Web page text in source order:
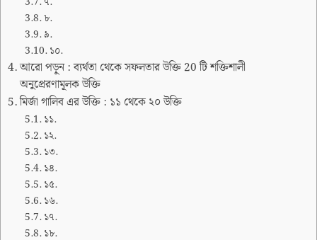
৮.
৯.
১০.
আরো পড়ুন : ব্যর্থতা থেকে সফলতার উক্তি 20 টি শক্তিশালী
অনুপ্রেরণামূলক উক্তি
মির্জা গালিব এর উক্তি : ১১ থেকে ২০ উক্তি
১১.
১২.
১৩.
১৪.
১৫.
১৬.
১৭.
১৮.